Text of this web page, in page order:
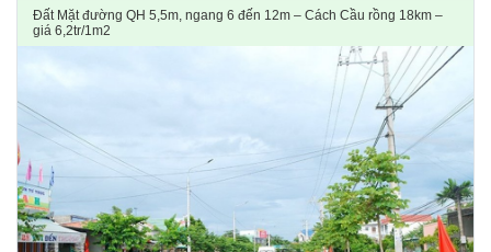
Đất Mặt đường QH 5,5m, ngang 6 đến 12m – Cách Cầu rồng 18km –
giá 6,2tr/1m2